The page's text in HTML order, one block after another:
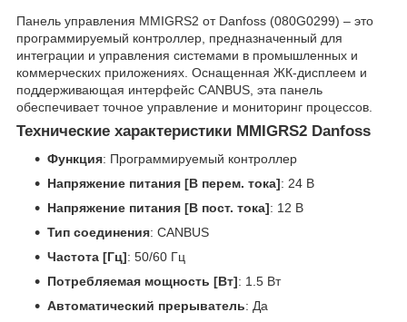
Панель управления MMIGRS2 от Danfoss (080G0299) – это
программируемый контроллер, предназначенный для
интеграции и управления системами в промышленных и
коммерческих приложениях. Оснащенная ЖК-дисплеем и
поддерживающая интерфейс CANBUS, эта панель
обеспечивает точное управление и мониторинг процессов.
Технические характеристики MMIGRS2 Danfoss
Функция: Программируемый контроллер
Напряжение питания [В перем. тока]: 24 В
Напряжение питания [В пост. тока]: 12 В
Тип соединения: CANBUS
Частота [Гц]: 50/60 Гц
Потребляемая мощность [Вт]: 1.5 Вт
Автоматический прерыватель: Да